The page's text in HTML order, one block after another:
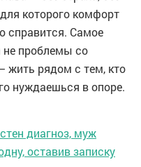
которого комфорт
справится. Самое
не проблемы со
жить рядом с тем, кто
нуждаешься в опоре.
диагноз, муж
оставив записку